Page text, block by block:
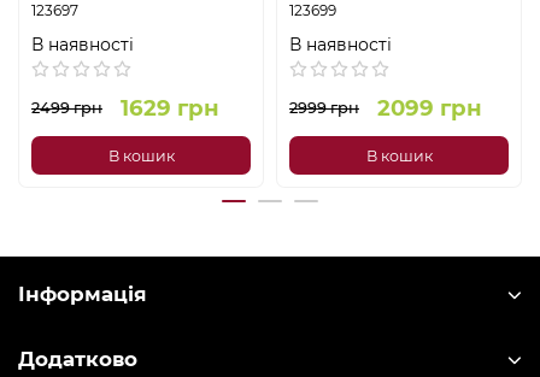
123697
В наявності
2499 грн 1629 грн
В кошик
123699
В наявності
2999 грн 2099 грн
В кошик
Інформація
Додатково